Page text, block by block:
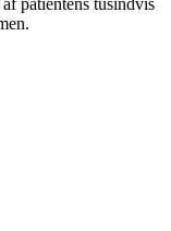
patientens tusindvis